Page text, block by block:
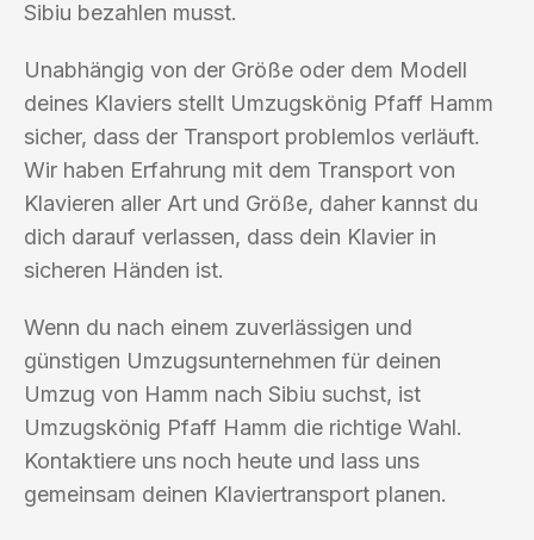
Sibiu bezahlen musst.
Unabhängig von der Größe oder dem Modell
deines Klaviers stellt Umzugskönig Pfaff Hamm
sicher, dass der Transport problemlos verläuft.
Wir haben Erfahrung mit dem Transport von
Klavieren aller Art und Größe, daher kannst du
dich darauf verlassen, dass dein Klavier in
sicheren Händen ist.
Wenn du nach einem zuverlässigen und
günstigen Umzugsunternehmen für deinen
Umzug von Hamm nach Sibiu suchst, ist
Umzugskönig Pfaff Hamm die richtige Wahl.
Kontaktiere uns noch heute und lass uns
gemeinsam deinen Klaviertransport planen.